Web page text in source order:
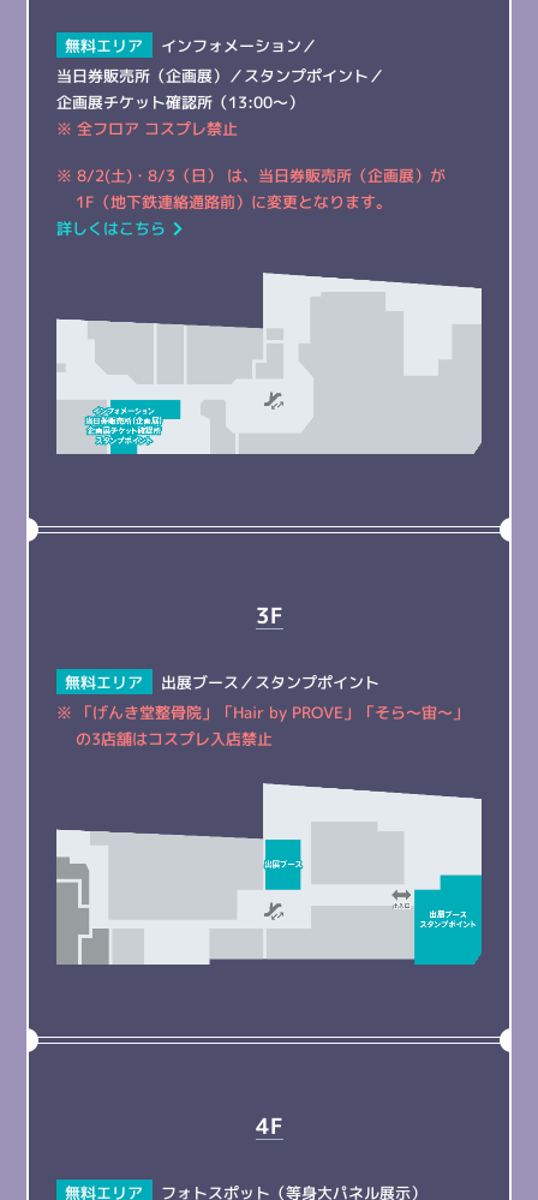
無料エリア インフォメーション／
当日券販売所（企画展） ／スタンプポイント／
企画展チケット確認所（13:00～）
※ 全フロア コスプレ禁止
※ 8/2(土)・8/3（日） は、当日券販売所（企画展）が
1F（地下鉄連絡通路前）に変更となります。
詳しくはこちら
3F
無料エリア 出展ブース／スタンプポイント
※ 「げんき堂整骨院」「Hair by PROVE」「そら～宙～」
の3店舗はコスプレ入店禁止
4F
無料エリア フォトスポット（等身大パネル展示）